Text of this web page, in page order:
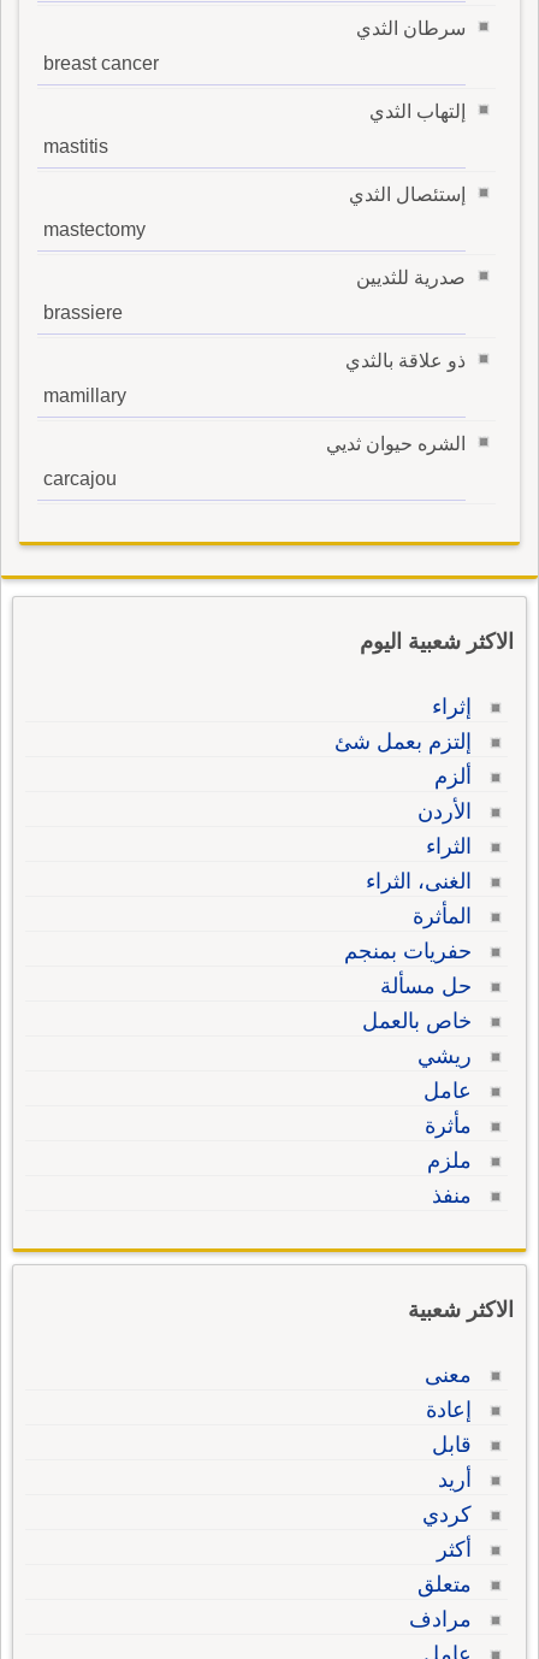
سرطان الثدي
breast cancer
إلتهاب الثدي
mastitis
إستئصال الثدي
mastectomy
صدرية للثديين
brassiere
ذو علاقة بالثدي
mamillary
الشره حيوان ثديي
carcajou
الاكثر شعبية اليوم
إثراء
إلتزم بعمل شئ
ألزم
الأردن
الثراء
الغنى، الثراء
المأثرة
حفريات بمنجم
حل مسألة
خاص بالعمل
ريشي
عامل
مأثرة
ملزم
منفذ
الاكثر شعبية
معنى
إعادة
قابل
أريد
كردي
أكثر
متعلق
مرادف